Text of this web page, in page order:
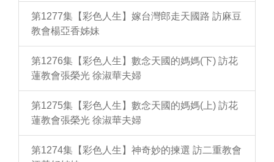
第1277集【彩色人生】嫁台灣郎走天國路 訪麻豆
教會楊亞香姊妹
第1276集【彩色人生】數念天國的媽媽(下) 訪花
蓮教會張榮光 徐淑華夫婦
第1275集【彩色人生】數念天國的媽媽(上) 訪花
蓮教會張榮光 徐淑華夫婦
第1274集【彩色人生】神奇妙的揀選 訪二重教會